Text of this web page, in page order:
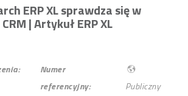
ERP XL sprawdza się w
| Artykuł ERP XL
Numer
referencyjny:
Publiczny